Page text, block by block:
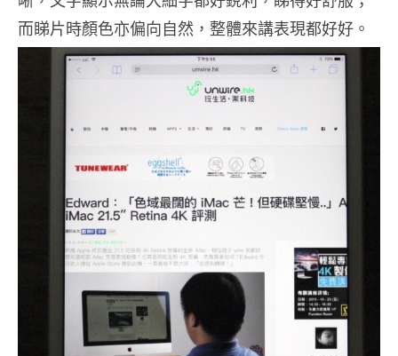
而睇片時顏色亦偏向自然，整體來講表現都好好。